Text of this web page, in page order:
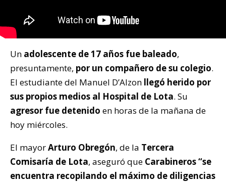
Un adolescente de 17 años fue baleado,
presuntamente, por un compañero de su colegio.
El estudiante del Manuel D’Alzon llegó herido por
sus propios medios al Hospital de Lota. Su
agresor fue detenido en horas de la mañana de
hoy miércoles.
El mayorArturo Obregón, de la Tercera
Comisaría de Lota, aseguró que Carabineros “se
encuentra recopilando el máximo de diligencias